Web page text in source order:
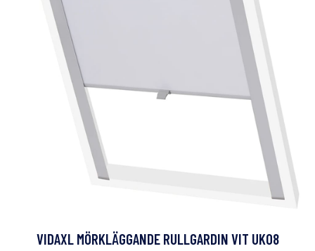
VIDAXL MÖRKLÄGGANDE RULLGARDIN VIT UK08